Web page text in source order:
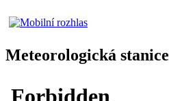
Meteorologická stanice